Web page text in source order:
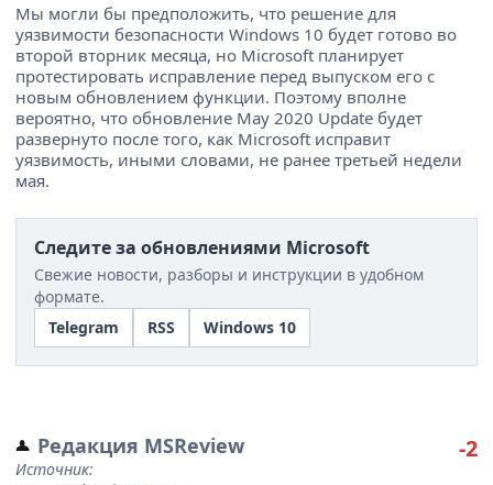
Мы могли бы предположить, что решение для
уязвимости безопасности Windows 10 будет готово во
второй вторник месяца, но Microsoft планирует
протестировать исправление перед выпуском его с
новым обновлением функции. Поэтому вполне
вероятно, что обновление May 2020 Update будет
развернуто после того, как Microsoft исправит
уязвимость, иными словами, не ранее третьей недели
мая.
Следите за обновлениями Microsoft
Свежие новости, разборы и инструкции в удобном
формате.
Telegram
RSS Windows 10
Редакция MSReview
Источник:
-2